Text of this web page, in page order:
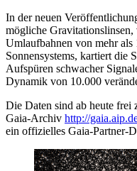
In der neuen
mögliche Gravitationslinsen,
Umlaufbahnen von mehr als
Sonnensystems, kartiert die
Aufspüren schwacher
Dynamik von 10.000
Die Daten sind ab heute
Gaia-Archiv http://
ein offizielles Gaia-Partner-